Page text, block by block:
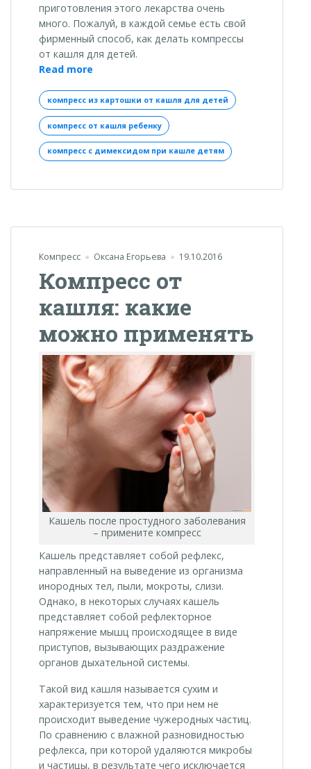
приготовления этого лекарства очень
много. Пожалуй, в каждой семье есть свой
фирменный способ, как делать компрессы
от кашля для детей.
Read more
сделать
компресс
от
кашля
ребенку»
компресс из картошки от кашля для детей
компресс от кашля ребенку
компресс с димексидом при кашле детям
Компресс Оксана Егорьева 19.10.2016
Компресс от
кашля: какие
можно применять
Кашель после простудного заболевания
– примените компресс
Кашель представляет собой рефлекс,
направленный на выведение из организма
инородных тел, пыли, мокроты, слизи.
Однако, в некоторых случаях кашель
представляет собой рефлекторное
напряжение мышц происходящее в виде
приступов, вызывающих раздражение
органов дыхательной системы.
Такой вид кашля называется сухим и
характеризуется тем, что при нем не
происходит выведение чужеродных частиц.
По сравнению с влажной разновидностью
рефлекса, при которой удаляются микробы
и частицы, в результате чего исключается